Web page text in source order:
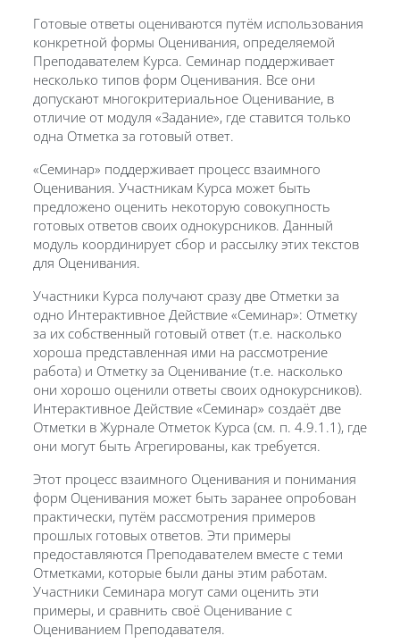
Готовые ответы оцениваются путём использования
конкретной формы Оценивания, определяемой
Преподавателем Курса. Семинар поддерживает
несколько типов форм Оценивания. Все они
допускают многокритериальное Оценивание, в
отличие от модуля «Задание», где ставится только
одна Отметка за готовый ответ.
«Семинар» поддерживает процесс взаимного
Оценивания. Участникам Курса может быть
предложено оценить некоторую совокупность
готовых ответов своих однокурсников. Данный
модуль координирует сбор и рассылку этих текстов
для Оценивания.
Участники Курса получают сразу две Отметки за
одно Интерактивное Действие «Семинар»: Отметку
за их собственный готовый ответ (т.е. насколько
хороша представленная ими на рассмотрение
работа) и Отметку за Оценивание (т.е. насколько
они хорошо оценили ответы своих однокурсников).
Интерактивное Действие «Семинар» создаёт две
Отметки в Журнале Отметок Курса (см. п. 4.9.1.1), где
они могут быть Агрегированы, как требуется.
Этот процесс взаимного Оценивания и понимания
форм Оценивания может быть заранее опробован
практически, путём рассмотрения примеров
прошлых готовых ответов. Эти примеры
предоставляются Преподавателем вместе с теми
Отметками, которые были даны этим работам.
Участники Семинара могут сами оценить эти
примеры, и сравнить своё Оценивание с
Оцениванием Преподавателя.